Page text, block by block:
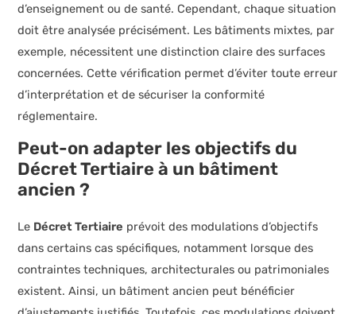
d’enseignement ou de santé. Cependant, chaque situation
doit être analysée précisément. Les bâtiments mixtes, par
exemple, nécessitent une distinction claire des surfaces
concernées. Cette vérification permet d’éviter toute erreur
d’interprétation et de sécuriser la conformité
réglementaire.
Peut-on adapter les objectifs du
Décret Tertiaire à un bâtiment
ancien ?
Le Décret Tertiaire prévoit des modulations d’objectifs
dans certains cas spécifiques, notamment lorsque des
contraintes techniques, architecturales ou patrimoniales
existent. Ainsi, un bâtiment ancien peut bénéficier